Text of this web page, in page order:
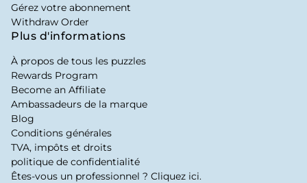
Gérez votre abonnement
Withdraw Order
Plus d'informations
À propos de tous les puzzles
Rewards Program
Become an Affiliate
Ambassadeurs de la marque
Blog
Conditions générales
TVA, impôts et droits
politique de confidentialité
Êtes-vous un professionnel ? Cliquez ici.